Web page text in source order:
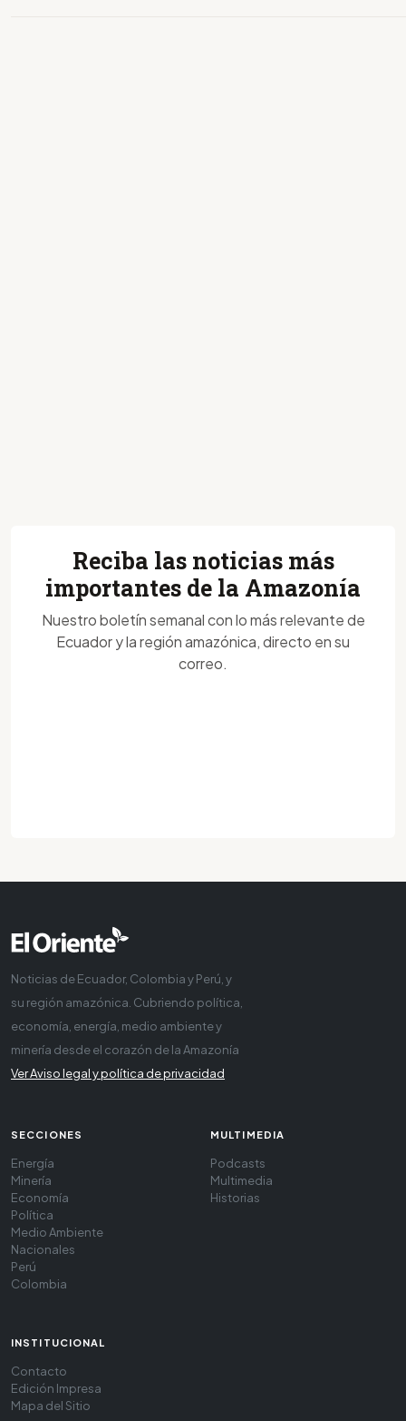
Reciba las noticias más
importantes de la Amazonía
Nuestro boletín semanal con lo más relevante de
Ecuador y la región amazónica, directo en su
correo.
Noticias de Ecuador, Colombia y Perú, y
su región amazónica. Cubriendo política,
economía, energía, medio ambiente y
minería desde el corazón de la Amazonía
Ver Aviso legal y política de privacidad
SECCIONES
Energía
Minería
Economía
Política
Medio Ambiente
Nacionales
Perú
Colombia
MULTIMEDIA
Podcasts
Multimedia
Historias
INSTITUCIONAL
Contacto
Edición Impresa
Mapa del Sitio